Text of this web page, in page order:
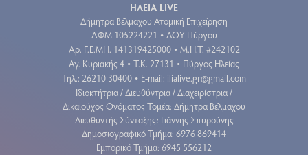
ΗΛΕΙΑ LIVE
Δήμητρα Βέλμαχου Ατομική Επιχείρηση
ΑΦΜ 105224221 • ΔΟΥ Πύργου
Aρ. Γ.Ε.ΜΗ. 141319425000 • Μ.Η.Τ. #242102
Αγ. Κυριακής 4 • Τ.Κ. 27131 • Πύργος Ηλείας
Τηλ.: 26210 30400 • E-mail: ilialive.gr@gmail.com
Ιδιοκτήτρια / Διευθύντρια / Διαχειρίστρια /
Δικαιούχος Ονόματος Τομέα: Δήμητρα Βέλμαχου
Διευθυντής Σύνταξης: Γιάννης Σπυρούνης
Δημοσιογραφικό Τμήμα: 6976 869414
Εμπορικό Τμήμα: 6945 556212